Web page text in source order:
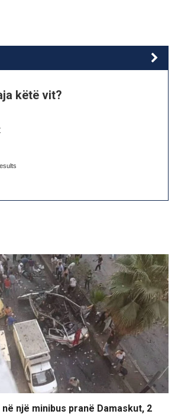
këtë vit?
një minibus pranë Damaskut, 2